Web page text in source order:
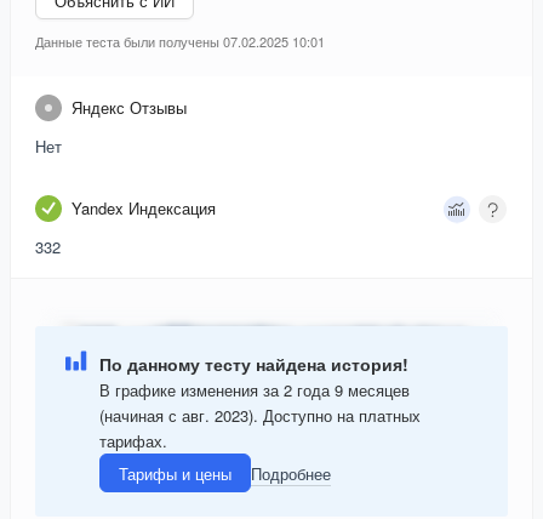
Данные теста были получены 07.02.2025 10:01
Яндекс Отзывы
Нет
Yandex Индексация
332
По данному тесту найдена история!
В графике изменения за 2 года 9 месяцев
(начиная с авг. 2023). Доступно на платных
тарифах.
Тарифы и цены
Подробнее